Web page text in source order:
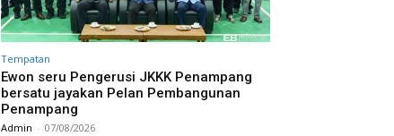
Tempatan
Ewon seru Pengerusi JKKK Penampang
bersatu jayakan Pelan Pembangunan
Penampang
Admin - 07/08/2026